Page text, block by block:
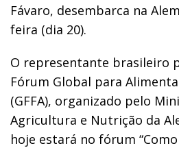
Fávaro, desembarca na
feira (dia 20).
O representante brasileiro
Fórum Global para
(GFFA), organizado pelo
Agricultura e Nutrição da
hoje estará no fórum